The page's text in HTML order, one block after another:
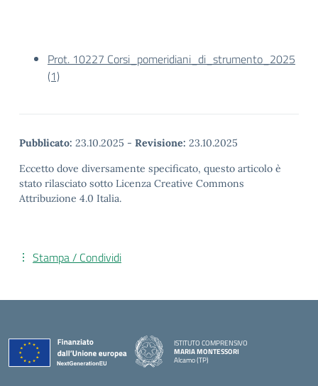
Prot. 10227 Corsi_pomeridiani_di_strumento_2025
(1)
Pubblicato: 23.10.2025 - Revisione: 23.10.2025
Eccetto dove diversamente specificato, questo articolo è
stato rilasciato sotto Licenza Creative Commons
Attribuzione 4.0 Italia.
Stampa / Condividi
ISTITUTO COMPRENSIVO
MARIA MONTESSORI
Alcamo (TP)